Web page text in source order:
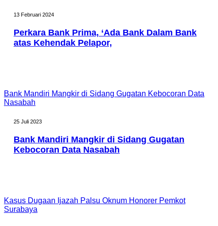
13 Februari 2024
Perkara Bank Prima, ‘Ada Bank Dalam Bank
atas Kehendak Pelapor,
Bank Mandiri Mangkir di Sidang Gugatan Kebocoran Data
Nasabah
25 Juli 2023
Bank Mandiri Mangkir di Sidang Gugatan
Kebocoran Data Nasabah
Kasus Dugaan Ijazah Palsu Oknum Honorer Pemkot
Surabaya